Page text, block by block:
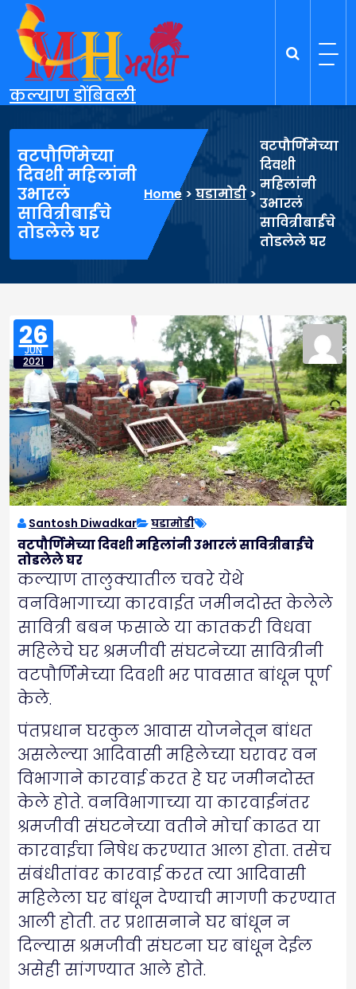
content
कल्याण डोंबिवली
वटपौर्णिमेच्या
दिवशी महिलांनी
उभारलं
सावित्रीबाईंचे
तोडलेले घर
Home > घडामोडी>
वटपौर्णिमेच्या
दिवशी
महिलांनी
उभारलं
सावित्रीबाईंचे
तोडलेले घर
26
JUN
2021
Santosh Diwadkar घडामोडी
वटपौर्णिमेच्या दिवशी महिलांनी उभारलं सावित्रीबाईंचे
तोडलेले घर
कल्याण तालुक्यातील चवरे येथे
वनविभागाच्या कारवाईत जमीनदोस्त केलेले
सावित्री बबन फसाळे या कातकरी विधवा
महिलेचे घर श्रमजीवी संघटनेच्या सावित्रीनी
वटपौर्णिमेच्या दिवशी भर पावसात बांधून पूर्ण
केले.
पंतप्रधान घरकुल आवास योजनेतून बांधत
असलेल्या आदिवासी महिलेच्या घरावर वन
विभागाने कारवाई करत हे घर जमीनदोस्त
केले होते. वनविभागाच्या या कारवाईनंतर
श्रमजीवी संघटनेच्या वतीने मोर्चा काढत या
कारवाईचा निषेध करण्यात आला होता. तसेच
संबंधीतांवर कारवाई करत त्या आदिवासी
महिलेला घर बांधून देण्याची मागणी करण्यात
आली होती. तर प्रशासनाने घर बांधून न
दिल्यास श्रमजीवी संघटना घर बांधून देईल
असेही सांगण्यात आले होते.